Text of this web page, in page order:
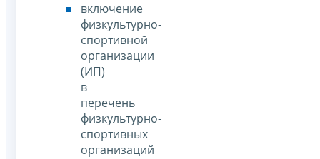
включение
физкультурно-
спортивной
организации
(ИП)
в
перечень
физкультурно-
спортивных
организаций